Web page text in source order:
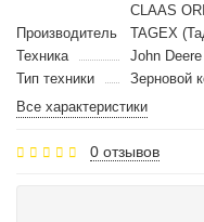
CLAAS
Производитель
TAGEX
Техника
John
Тип техники
Зерновой
Все характеристики
0 отзывов